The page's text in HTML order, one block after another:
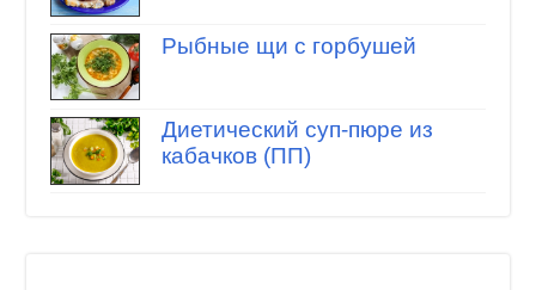
Рыбные щи с горбушей
Диетический суп-пюре из
кабачков (ПП)